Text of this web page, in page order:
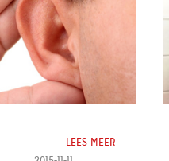
LEES MEER